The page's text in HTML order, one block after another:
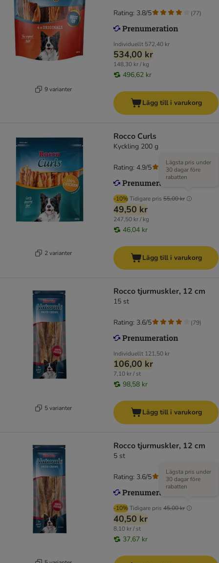
9 varianter
Individuellt 572,40 kr
534,00 kr
148,30 kr / kg
496,62 kr
Rating: 3.8/5 (77)
Lägg till i varukorg
2 varianter
Rocco Curls
Kyckling 200 g
-10%Tidigare pris 55,00 kr
Lägsta pris under
30 dagar före
rabatten
49,50 kr
247,50 kr / kg
46,04 kr
Rating: 4.9/5 (14)
Lägg till i varukorg
5 varianter
Rocco tjurmuskler, 12 cm
15 st
Individuellt 121,50 kr
106,00 kr
7,10 kr / st
98,58 kr
Rating: 3.6/5 (79)
Lägg till i varukorg
Rocco tjurmuskler, 12 cm
5 st
-10%Tidigare pris 45,00 kr
Lägsta pris under
30 dagar före
rabatten
40,50 kr
8,10 kr / st
37,67 kr
Rating: 3.6/5 (79)